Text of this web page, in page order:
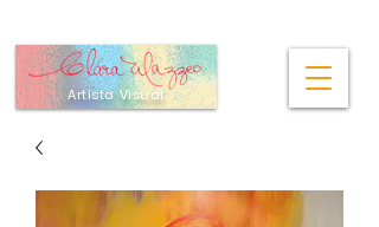
Artista Visual